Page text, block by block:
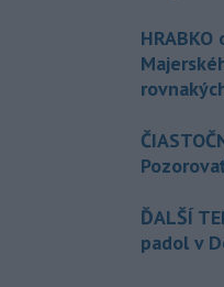
ĎALŠÍ
padol v